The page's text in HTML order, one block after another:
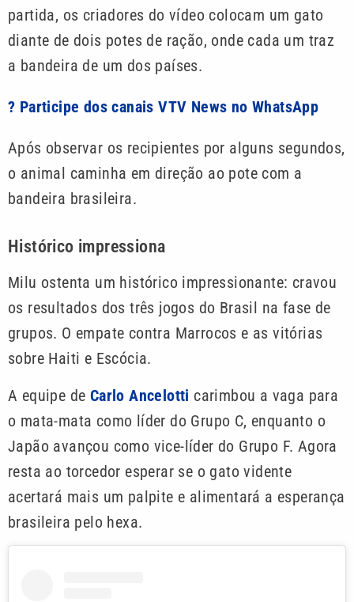
partida, os criadores do vídeo colocam um gato
diante de dois potes de ração, onde cada um traz
a bandeira de um dos países.
? Participe dos canais VTV News no WhatsApp
Após observar os recipientes por alguns segundos,
o animal caminha em direção ao pote com a
bandeira brasileira.
Histórico impressiona
Milu ostenta um histórico impressionante: cravou
os resultados dos três jogos do Brasil na fase de
grupos. O empate contra Marrocos e as vitórias
sobre Haiti e Escócia.
A equipe de Carlo Ancelotti carimbou a vaga para
o mata-mata como líder do Grupo C, enquanto o
Japão avançou como vice-líder do Grupo F. Agora
resta ao torcedor esperar se o gato vidente
acertará mais um palpite e alimentará a esperança
brasileira pelo hexa.